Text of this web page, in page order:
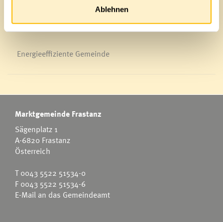
Ablehnen
Energieeffiziente Gemeinde
Marktgemeinde Frastanz
Sägenplatz 1
A-6820 Frastanz
Österreich
T0043 5522 51534-0
F 0043 5522 51534-6
E-Mail an das Gemeindeamt